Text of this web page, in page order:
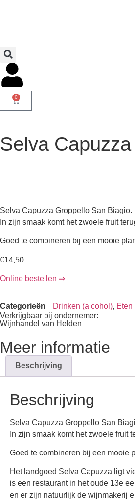
0
Selva
Selva Capuzza Groppello San
In zijn smaak komt het zwoele fruit
Goed te combineren bij een mooie
€14,50
Online bestellen ⇒
Categorieën Drinken (alcohol), Eten
Verkrijgbaar bij ondernemer:
Wijnhandel van Helden
Meer informatie
Beschrijving
Beschrijving
Selva Capuzza Groppello San
In zijn smaak komt het zwoele fruit
Goed te combineren bij een mooie
Het landgoed Selva Capuzza ligt
is een restaurant in het oude 13e
en er zijn natuurlijk de wijnmakerij